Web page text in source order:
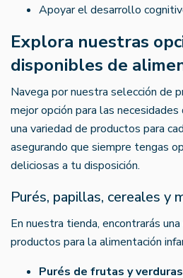
Apoyar el desarrollo
Explora nuestras
disponibles de
Navega por nuestra selección de
mejor opción para las
una variedad de productos para
asegurando que siempre tengas
deliciosas a tu disposición.
Purés, papillas, cereales y
En nuestra tienda, encontrarás
productos para la alimentación
Purés de frutas y